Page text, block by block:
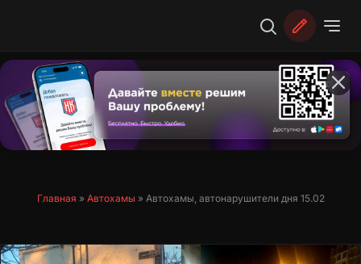
Главная » Автохамы » Автохамы, автонарушители дня 15.02